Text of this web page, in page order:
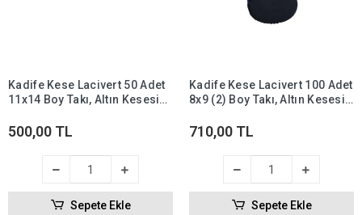
Kadife Kese Lacivert 50 Adet
11x14 Boy Takı, Altın Kesesi
500,00 TL
Sepete Ekle
Kadife Kese Lacivert 100 Adet
8x9 (2) Boy Takı, Altın Kesesi
710,00 TL
Sepete Ekle